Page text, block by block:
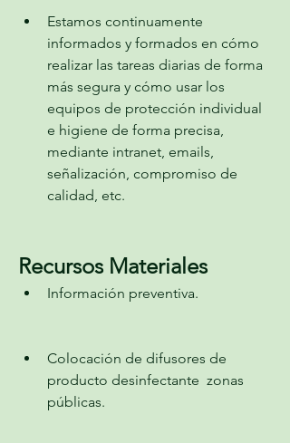
Estamos continuamente
informados y formados en cómo
realizar las tareas diarias de forma
más segura y cómo usar los
equipos de protección individual
e higiene de forma precisa,
mediante intranet, emails,
señalización, compromiso de
calidad, etc.
Recursos Materiales
Información preventiva.
Colocación de difusores de
producto desinfectante  zonas
públicas.